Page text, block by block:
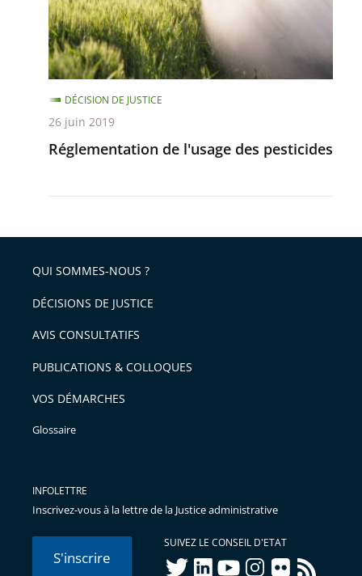
pesticides
Réglementation de l'usage des pesticides
DÉCISION DE JUSTICE
26 juin 2019
QUI SOMMES-NOUS ?
DÉCISIONS DE JUSTICE
AVIS CONSULTATIFS
PUBLICATIONS & COLLOQUES
VOS DÉMARCHES
Glossaire
INFOLETTRE
Inscrivez-vous à la lettre de la Justice administrative
S'inscrire
SUIVEZ LE CONSEIL D'ETAT
twitterlinkedInyoutubeinstagram
flickr rss